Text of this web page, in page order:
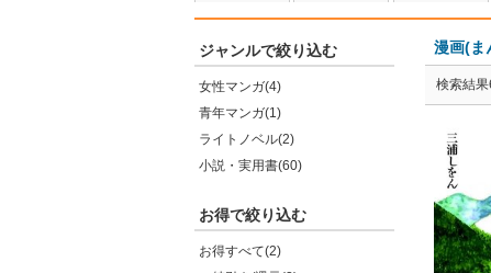
ジャンルで絞り込む
女性マンガ(4)
青年マンガ(1)
ライトノベル(2)
小説・実用書(60)
お得で絞り込む
お得すべて(2)
漫画(ま
検索結